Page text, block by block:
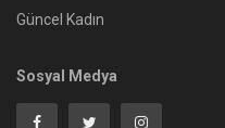
Güncel Kadın
Sosyal Medya